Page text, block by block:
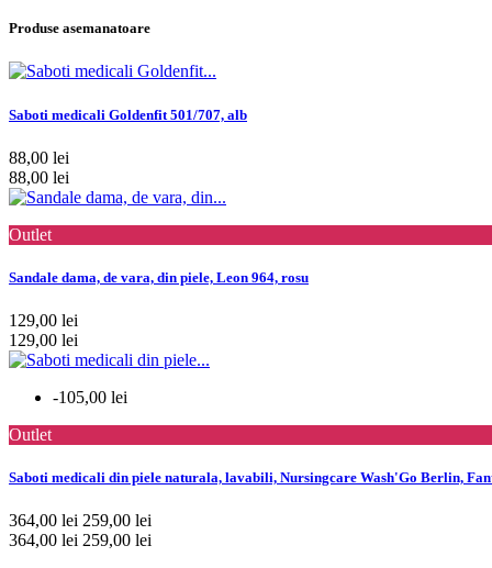
Produse asemanatoare
Saboti medicali Goldenfit 501/707, alb
88,00 lei
88,00 lei
Outlet
Sandale dama, de vara, din piele, Leon 964, rosu
129,00 lei
129,00 lei
-105,00 lei
Outlet
Saboti medicali din piele naturala, lavabili, Nursingcare Wash'Go Berlin,
364,00 lei 259,00 lei
364,00 lei 259,00 lei